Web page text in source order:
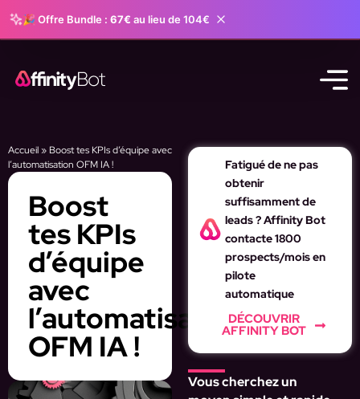
🎉 Offre Bundle : 67€ au lieu de 104€
Accueil» Boost tes KPIs d’équipe avec
l’automatisation OFM IA !
Boost
tes KPIs
d’équipe
avec
l’automatisation
OFM IA !
Fatigué de ne pas
obtenir
suffisamment de
leads ? Affinity Bot
contacte 1800
prospects/mois en
pilote
automatique
DÉCOUVRIR
AFFINITY BOT
Vous cherchez un